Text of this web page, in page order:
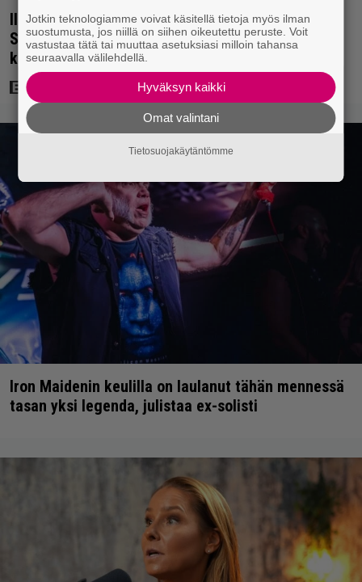
Illalla tv:ssä: Tyly käänne kuvauksissa – Meryl
Streepin käytös muuttui draamakomedian
kulisseissa
Iron Maidenin keulilla on laulanut tähän mennessä
tasan yksi legenda, julistaa ex-solisti
Jotkin teknologiamme voivat käsitellä tietoja myös ilman
suostumusta, jos niillä on siihen oikeutettu peruste. Voit
vastustaa tätä tai muuttaa asetuksiasi milloin tahansa
seuraavalla välilehdellä.
Hyväksyn kaikki
Omat valintani
Tietosuojakäytäntömme